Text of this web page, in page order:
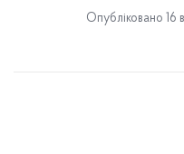
Опубліковано 16